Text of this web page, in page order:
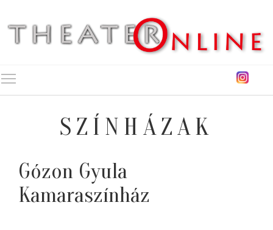
SZÍNHÁZAK
Gózon Gyula
Kamaraszínház